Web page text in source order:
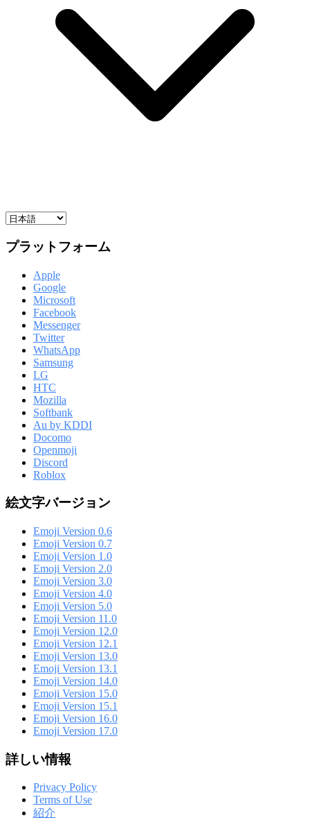
プラットフォーム
Apple
Google
Microsoft
Facebook
Messenger
Twitter
WhatsApp
Samsung
LG
HTC
Mozilla
Softbank
Au by KDDI
Docomo
Openmoji
Discord
Roblox
絵文字バージョン
Emoji Version 0.6
Emoji Version 0.7
Emoji Version 1.0
Emoji Version 2.0
Emoji Version 3.0
Emoji Version 4.0
Emoji Version 5.0
Emoji Version 11.0
Emoji Version 12.0
Emoji Version 12.1
Emoji Version 13.0
Emoji Version 13.1
Emoji Version 14.0
Emoji Version 15.0
Emoji Version 15.1
Emoji Version 16.0
Emoji Version 17.0
詳しい情報
Privacy Policy
Terms of Use
紹介